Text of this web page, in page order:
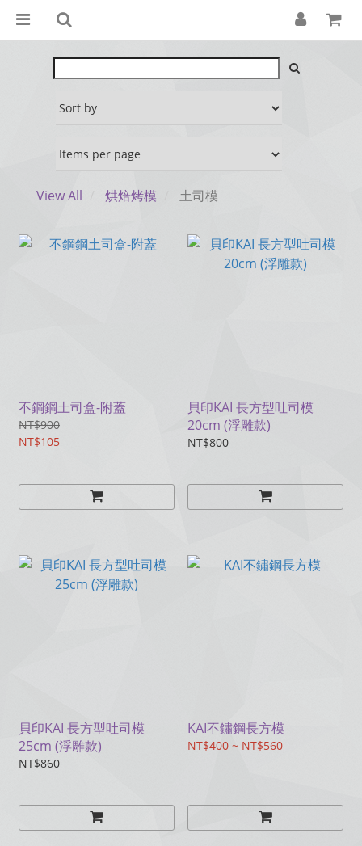
View All 烘焙烤模 土司模
不鋼鋼土司盒-附蓋
NT$900
NT$105
貝印KAI 長方型吐司模
20cm (浮雕款)
NT$800
貝印KAI 長方型吐司模
25cm (浮雕款)
NT$860
KAI不鏽鋼長方模
NT$400 ~ NT$560